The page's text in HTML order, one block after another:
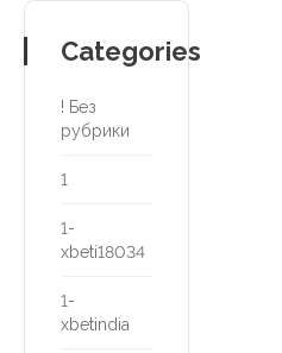
Categories
! Без
рубрики
1
1-
xbeti18034
1-
xbetindia